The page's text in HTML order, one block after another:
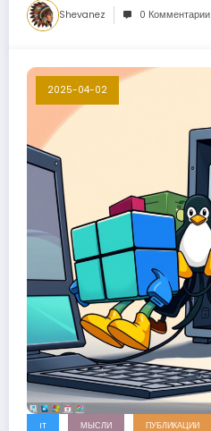
Shevanez 0 Комментарии
2025-04-02
IT МЫСЛИ ПУБЛИКАЦИИ